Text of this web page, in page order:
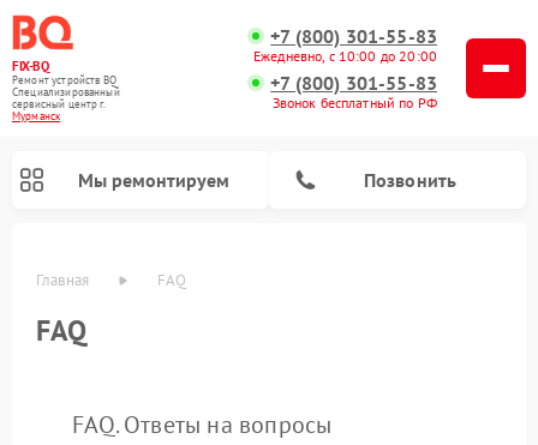
FIX-BQ
Ремонт устройств BQ
Специализированный
cервисный центр г.
Мурманск
+7 (800) 301-55-83
Ежедневно, с 10:00 до 20:00
+7 (800) 301-55-83
Звонок бесплатный по РФ
Мы ремонтируем Позвонить
Главная FAQ
FAQ
FAQ. Ответы на вопросы